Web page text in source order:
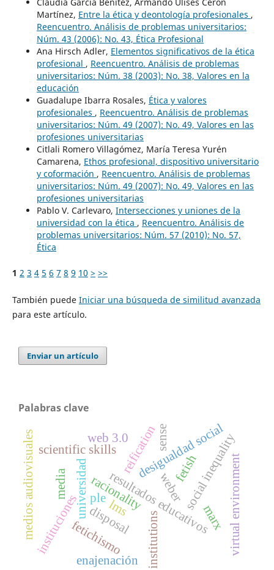
Martínez, Entre la ética y deontología profesionales ,
Reencuentro. Análisis de problemas universitarios:
Núm. 43 (2006): No. 43, Ética Profesional
Ana Hirsch Adler, Elementos significativos de la ética
profesional , Reencuentro. Análisis de problemas
universitarios: Núm. 38 (2003): No. 38, Valores en la
educación
Guadalupe Ibarra Rosales, Ética y valores
profesionales , Reencuentro. Análisis de problemas
universitarios: Núm. 49 (2007): No. 49, Valores en las
profesiones universitarias
Citlali Romero Villagómez, María Teresa Yurén
Camarena, Ethos profesional, dispositivo universitario
y coformación , Reencuentro. Análisis de problemas
universitarios: Núm. 49 (2007): No. 49, Valores en las
profesiones universitarias
Pablo V. Carlevaro, Intersecciones y uniones de la
universidad con la ética , Reencuentro. Análisis de
problemas universitarios: Núm. 57 (2010): No. 57,
Ética
1 2 3 4 5 6 7 8 9 10 > >>
También puede Iniciar una búsqueda de similitud avanzada
para este artículo.
Enviar un artículo
Palabras clave
universidad
fetichismo
resultados educativossocial inequality
desigualdad social
racionality weber
institutions
instituciones
fetish
disposal
reification
enajenación
marx
media
medios audiovisuales scientific skills
virtual environment
plelms
web 3.0 sense